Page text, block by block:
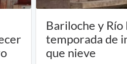
Bariloche y
temporada de
que nieve